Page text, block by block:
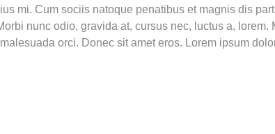
mi. Cum sociis natoque penatibus et magnis dis
nunc odio, gravida at, cursus nec, luctus a,
orci. Donec sit amet eros. Lorem ipsum